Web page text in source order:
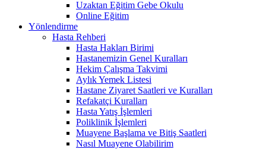
Uzaktan Eğitim Gebe Okulu
Online Eğitim
Yönlendirme
Hasta Rehberi
Hasta Hakları Birimi
Hastanemizin Genel Kuralları
Hekim Çalışma Takvimi
Aylık Yemek Listesi
Hastane Ziyaret Saatleri ve Kuralları
Refakatçi Kuralları
Hasta Yatış İşlemleri
Poliklinik İşlemleri
Muayene Başlama ve Bitiş Saatleri
Nasıl Muayene Olabilirim